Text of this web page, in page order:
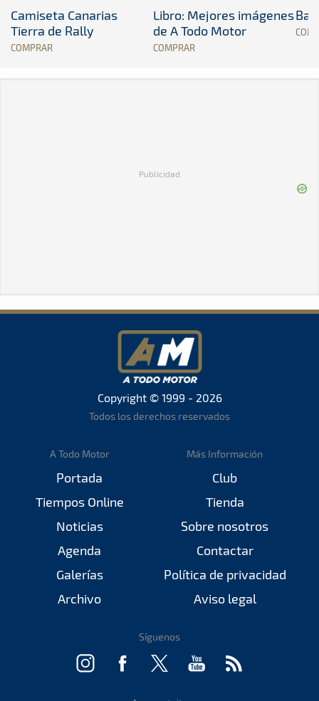
Camiseta Canarias
Tierra de Rally
COMPRAR
Libro: Mejores imágenes
de A Todo Motor
COMPRAR
Publicidad
Copyright © 1999 - 2026
Todos los derechos reservados
A Todo Motor
Portada
Tiempos Online
Noticias
Agenda
Galerías
Archivo
Más Información
Club
Tienda
Sobre nosotros
Contactar
Política de privacidad
Aviso legal
Síguenos